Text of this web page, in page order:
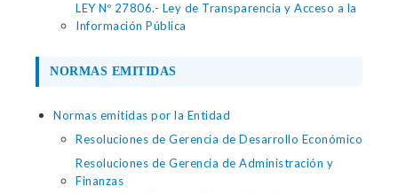
LEY Nº 27806.- Ley de Transparencia y Acceso a la
Información Pública
NORMAS EMITIDAS
Normas emitidas por la Entidad
Resoluciones de Gerencia de Desarrollo Económico
Resoluciones de Gerencia de Administración y
Finanzas